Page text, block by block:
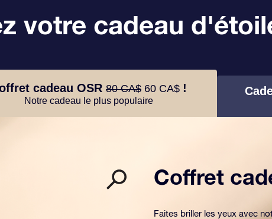
votre cadeau
cadeau OSR 80 CA$ 60 CA$ !
Notre cadeau le plus populaire
Coffret
Faites briller les yeux avec